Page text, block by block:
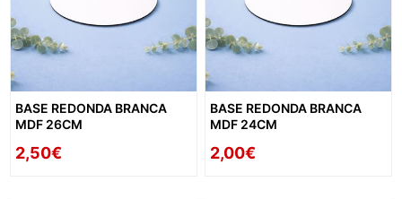
BASE REDONDA BRANCA
MDF 26CM
2,50€
BASE REDONDA BRANCA
MDF 24CM
2,00€